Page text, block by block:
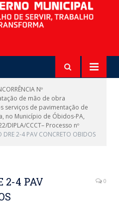
Nº
de mão de obra
serviços de pavimentação de
no Município de Óbidos-PA,
DIPLA/CCCT– Processo nº
DRE 2-4 PAV CONCRETO OBIDOS
2-4 PAV
0